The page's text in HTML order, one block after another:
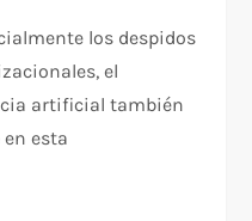
los despidos
el
artificial también
esta